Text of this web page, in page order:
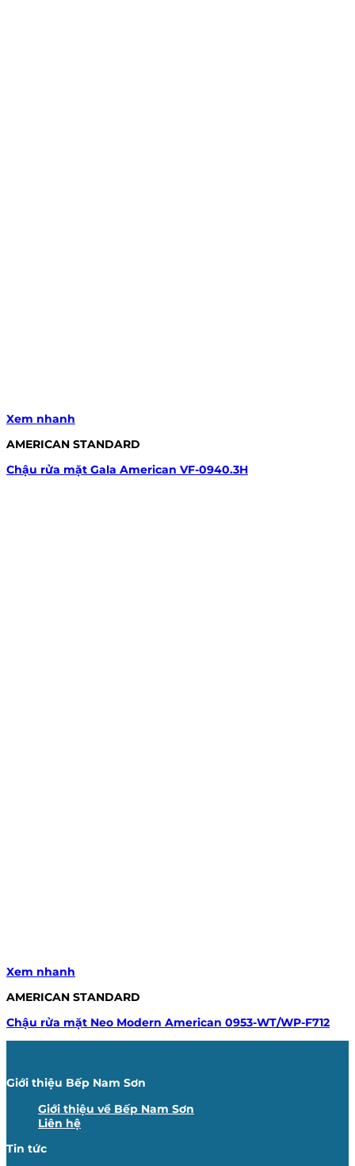
Xem nhanh
AMERICAN STANDARD
Chậu rửa mặt Gala American VF-0940.3H
Xem nhanh
AMERICAN STANDARD
Chậu rửa mặt Neo Modern American 0953-WT/WP-F712
Giới thiệu Bếp Nam Sơn
Giới thiệu về Bếp Nam Sơn
Liên hệ
Tin tức